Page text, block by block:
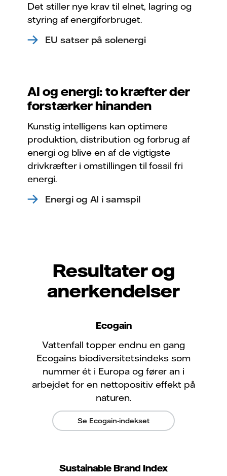
Det stiller nye krav til elnet, lagring og
styring af energiforbruget.
EU satser på solenergi
AI og energi: to kræfter der
forstærker hinanden
Kunstig intelligens kan optimere
produktion, distribution og forbrug af
energi og blive en af de vigtigste
drivkræfter i omstillingen til fossil fri
energi.
Energi og AI i samspil
Resultater og
anerkendelser
Ecogain
Vattenfall topper endnu en gang
Ecogains biodiversitetsindeks som
nummer ét i Europa og fører an i
arbejdet for en nettopositiv effekt på
naturen.
Se Ecogain-indekset
Sustainable Brand Index